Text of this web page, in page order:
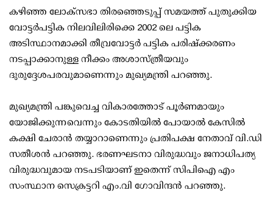
കഴിഞ്ഞ ലോക്‌സഭാ തിരഞ്ഞെടുപ്പ് സമയത്ത് പുതുക്കിയ
വോട്ടര്‍പട്ടിക നിലവിലിരിക്കെ 2002 ലെ പട്ടിക
അടിസ്ഥാനമാക്കി തീവ്രവോട്ടര്‍ പട്ടിക പരിഷ്‌ക്കരണം
നടപ്പാക്കാനുള്ള നീക്കം അശാസ്ത്രീയവും
ദുരുദ്ദേശപരവുമാണെന്നും മുഖ്യമന്ത്രി പറഞ്ഞു.
മുഖ്യമന്ത്രി പങ്കുവെച്ച വികാരത്തോട് പൂര്‍ണമായും
യോജിക്കുന്നവെന്നും കോടതിയില്‍ പോയാല്‍ കേസില്‍
കക്ഷി ചേരാന്‍ തയ്യാറാണെന്നും പ്രതിപക്ഷ നേതാവ് വി.ഡി
സതീശന്‍ പറഞ്ഞു. ഭരണഘടനാ വിരുദ്ധവും ജനാധിപത്യ
വിരുദ്ധവുമായ നടപടിയാണ് ഇതെന്ന് സിപിഐ എം
സംസ്ഥാന സെക്രട്ടറി എം.വി ഗോവിന്ദന്‍ പറഞ്ഞു.